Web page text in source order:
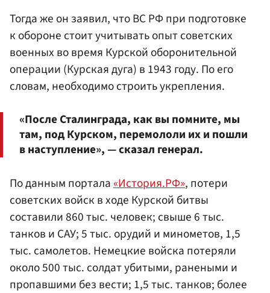
Тогда же он заявил, что ВС РФ при подготовке
к обороне стоит учитывать опыт советских
военных во время Курской оборонительной
операции (Курская дуга) в 1943 году. По его
словам, необходимо строить укрепления.
«После Сталинграда, как вы помните, мы
там, под Курском, перемололи их и пошли
в наступление», — сказал генерал.
По данным портала«История.РФ», потери
советских войск в ходе Курской битвы
составили 860 тыс. человек; свыше 6 тыс.
танков и САУ; 5 тыс. орудий и минометов, 1,5
тыс. самолетов. Немецкие войска потеряли
около 500 тыс. солдат убитыми, ранеными и
пропавшими без вести; 1,5 тыс. танков; более